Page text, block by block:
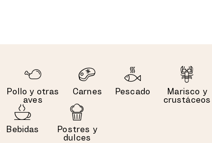
Pollo y otras
aves
Carnes Pescado
Marisco y
crustáceos
Bebidas
Postres y
dulces